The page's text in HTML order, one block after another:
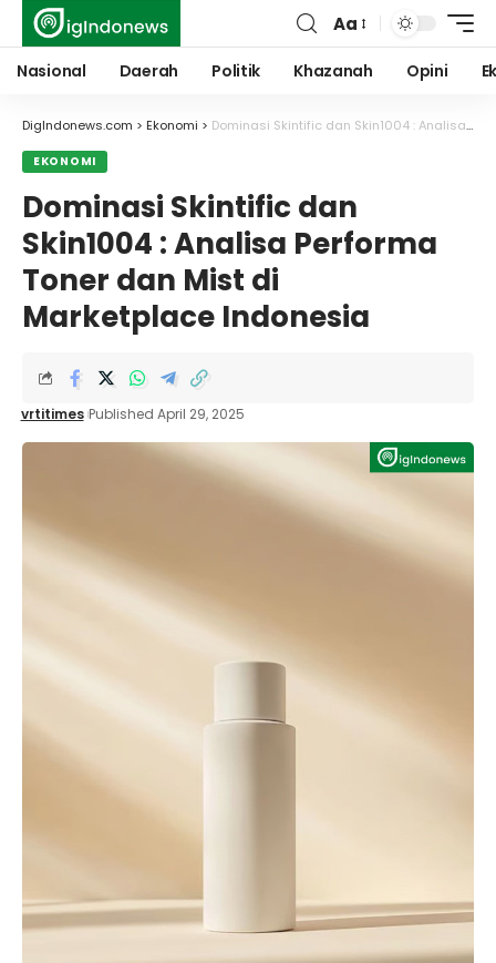
Font
Resizer
Aa
Nasional Daerah Politik Khazanah Opini
DigIndonews.com > Ekonomi > Dominasi Skintific dan Skin1004 : Analisa Performa Toner dan Mist di Marketplace Indonesia
EKONOMI
Dominasi Skintific dan
Skin1004 : Analisa Performa
Toner dan Mist di
Marketplace Indonesia
vrtitimes Published April 29, 2025